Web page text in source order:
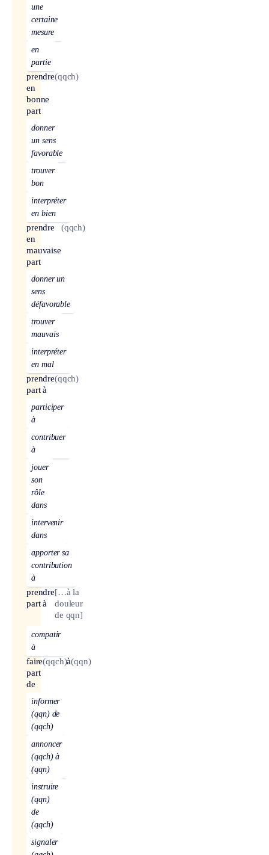
une
certaine
mesure
en
partie
prendre
en
bonne
part
(qqch)
donner
un sens
favorable
trouver
bon
interpréter
en bien
prendre
en
mauvaise
part
(qqch)
donner un
sens
défavorable
trouver
mauvais
interpréter
en mal
prendre
part à
(qqch)
participer
à
contribuer
à
jouer
son
rôle
dans
intervenir
dans
apporter sa
contribution
à
prendre
part à
[…à la
douleur
de qqn]
compatir
à
faire
part
de
(qqch)à(qqn)
informer
(qqn) de
(qqch)
annoncer
(qqch) à
(qqn)
instruire
(qqn)
de
(qqch)
signaler